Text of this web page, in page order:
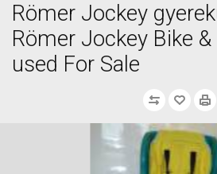
Römer Jockey
Römer Jockey Bike
used For Sale